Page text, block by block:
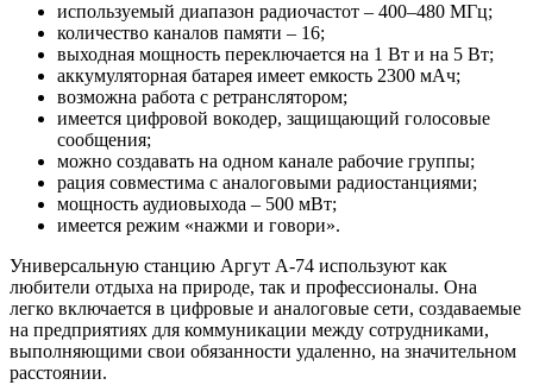
используемый диапазон радиочастот – 400–480 МГц;
количество каналов памяти – 16;
выходная мощность переключается на 1 Вт и на 5 Вт;
аккумуляторная батарея имеет емкость 2300 мАч;
возможна работа с ретранслятором;
имеется цифровой вокодер, защищающий голосовые
сообщения;
можно создавать на одном канале рабочие группы;
рация совместима с аналоговыми радиостанциями;
мощность аудиовыхода – 500 мВт;
имеется режим «нажми и говори».
Универсальную станцию Аргут А-74 используют как
любители отдыха на природе, так и профессионалы. Она
легко включается в цифровые и аналоговые сети, создаваемые
на предприятиях для коммуникации между сотрудниками,
выполняющими свои обязанности удаленно, на значительном
расстоянии.